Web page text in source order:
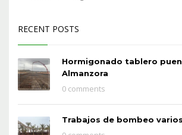
RECENT POSTS
Hormigonado tablero
Almanzora
0 comments
Trabajos de bombeo varios